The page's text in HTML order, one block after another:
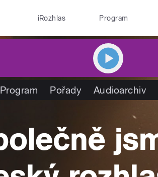
iRozhlas Program
Program Pořady Audioarchiv